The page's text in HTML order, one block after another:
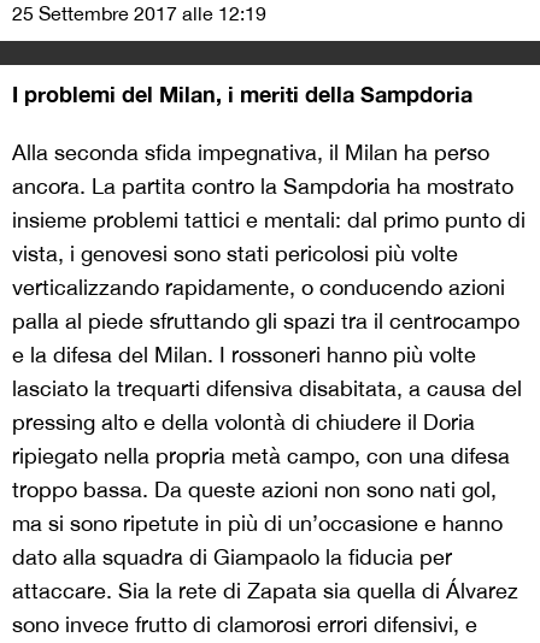
25 Settembre 2017 alle 12:19
I problemi del Milan, i meriti della Sampdoria
Alla seconda sfida impegnativa, il Milan ha perso
ancora. La partita contro la Sampdoria ha mostrato
insieme problemi tattici e mentali: dal primo punto di
vista, i genovesi sono stati pericolosi più volte
verticalizzando rapidamente, o conducendo azioni
palla al piede sfruttando gli spazi tra il centrocampo
e la difesa del Milan. I rossoneri hanno più volte
lasciato la trequarti difensiva disabitata, a causa del
pressing alto e della volontà di chiudere il Doria
ripiegato nella propria metà campo, con una difesa
troppo bassa. Da queste azioni non sono nati gol,
ma si sono ripetute in più di un’occasione e hanno
dato alla squadra di Giampaolo la fiducia per
attaccare. Sia la rete di Zapata sia quella di Álvarez
sono invece frutto di clamorosi errori difensivi, e